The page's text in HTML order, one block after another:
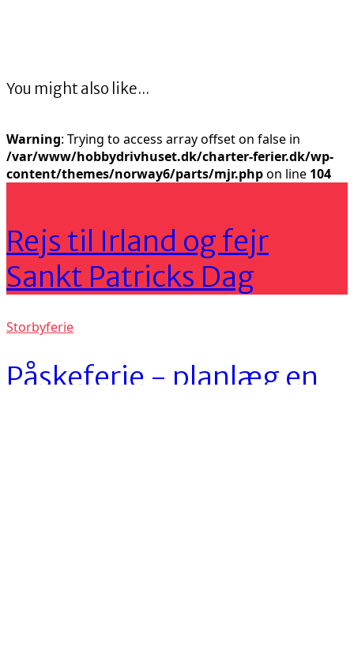
You might also like...
Warning: Trying to access array offset on false in
/var/www/hobbydrivhuset.dk/charter-ferier.dk/wp-
content/themes/norway6/parts/mjr.phpon line 104
Rejs til Irland og fejr
Sankt Patricks Dag
Storbyferie
Påskeferie - planlæg en